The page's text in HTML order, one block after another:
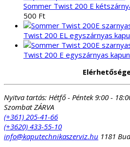
Sommer Twist 200 E
500 Ft
Twist 200 EL egyszárnyas
Twist 200 E egyszárnyas
Nyitva tartás: Hétfő - Péntek 9:00 -
Szombat ZÁRVA
(+361) 205-41-66
(+3620) 433-55-10
info@kaputechnikaszerviz.hu 1181